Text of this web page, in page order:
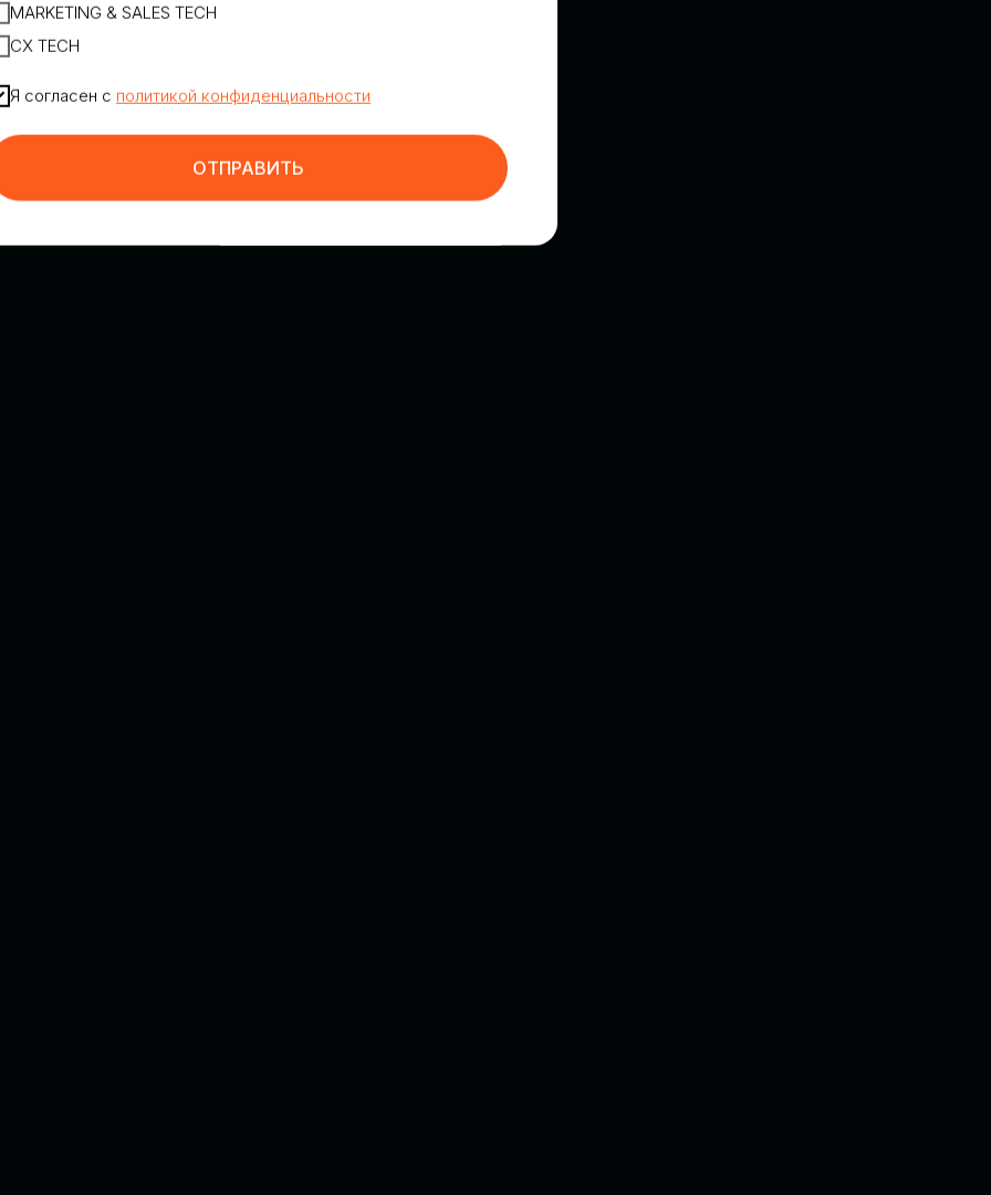
MARKETING & SALES TECH
CX TECH
Я согласен с политикой конфиденциальности
ОТПРАВИТЬ